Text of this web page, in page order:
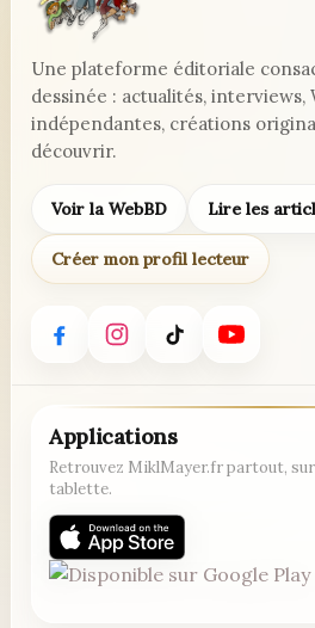
Une plateforme éditoriale
dessinée : actualités, interviews,
indépendantes, créations
découvrir.
Voir la WebBD Lire les
Créer mon profil lecteur
Applications
Retrouvez MiklMayer.fr partout,
tablette.